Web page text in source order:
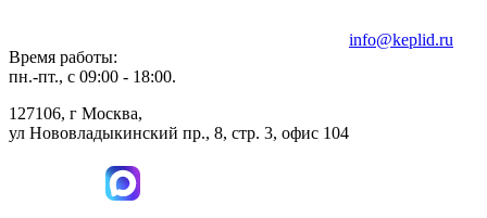
Время работы:
пн.-пт., с 09:00 - 18:00.
127106, г Москва,
ул Нововладыкинский пр., 8, стр. 3, офис 104
info@keplid.ru